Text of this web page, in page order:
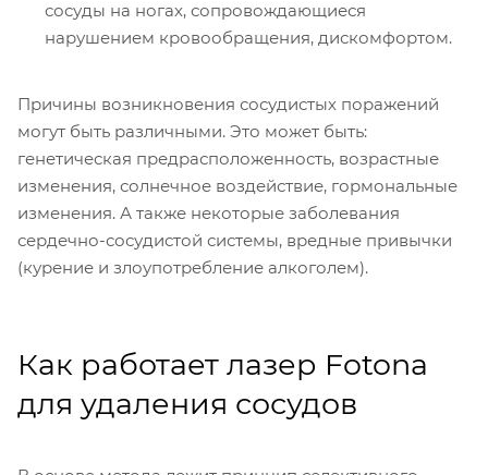
сосуды на ногах, сопровождающиеся
нарушением кровообращения, дискомфортом.
Причины возникновения сосудистых поражений
могут быть различными. Это может быть:
генетическая предрасположенность, возрастные
изменения, солнечное воздействие, гормональные
изменения. А также некоторые заболевания
сердечно-сосудистой системы, вредные привычки
(курение и злоупотребление алкоголем).
Как работает лазер Fotona
для удаления сосудов